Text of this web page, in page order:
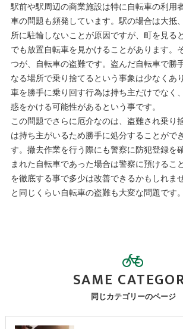
駅前や駅周辺の商業施設は特に自転車の利用
車の問題も頻発しています。駅の場合は大抵
所に駐輪しないことが原因ですが、町を見る
でも放置自転車を見かけることがあります。
つが、自転車の盗難です。盗んだ自転車で勝
なる場所で乗り捨てるという事象は少なくあ
車を勝手に乗り回す行為は持ち主だけでなく
惑をかける可能性があるという事です。
この問題でさらに厄介なのは、盗難され乗り
は持ち主がいるため勝手に処分することがで
す。撤去作業を行う際にも警察に防犯登録を
まれた自転車であった場合は警察に預けるこ
を徹底する事で多少は改善できるかもしれま
と同じくらい自転車の盗難も大変な問題です。
同じカテゴリーのページ
SAME